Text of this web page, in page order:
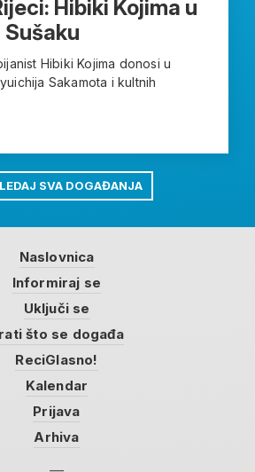
Hibiki Kojima u
Sušaku
Hibiki Kojima donosi u
Sakamota i kultnih
SVA DOGAĐANJA
Naslovnica
Informiraj se
Uključi se
što se događa
ReciGlasno!
Kalendar
Prijava
Arhiva